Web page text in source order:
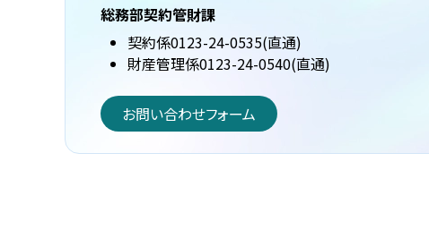
総務部契約管財課
契約係0123-24-0535(直通)
財産管理係0123-24-0540(直通)
お問い合わせフォーム